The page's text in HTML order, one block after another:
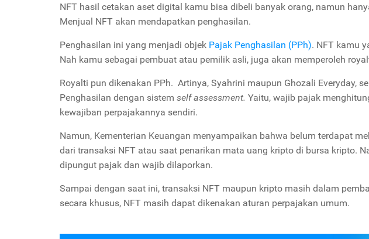
NFT hasil cetakan aset digital kamu bisa dibeli banyak orang, namun
Menjual NFT akan mendapatkan penghasilan.
Penghasilan ini yang menjadi objek Pajak Penghasilan (PPh). NFT kamu
Nah kamu sebagai pembuat atau pemilik asli, juga akan memperoleh
Royalti pun dikenakan PPh. Artinya, Syahrini maupun Ghozali Everyday,
Penghasilan dengan sistem self assessment. Yaitu, wajib pajak
kewajiban perpajakannya sendiri.
Namun, Kementerian Keuangan menyampaikan bahwa belum terdapat
dari transaksi NFT atau saat penarikan mata uang kripto di bursa kripto.
dipungut pajak dan wajib dilaporkan.
Sampai dengan saat ini, transaksi NFT maupun kripto masih dalam
secara khusus, NFT masih dapat dikenakan aturan perpajakan umum.